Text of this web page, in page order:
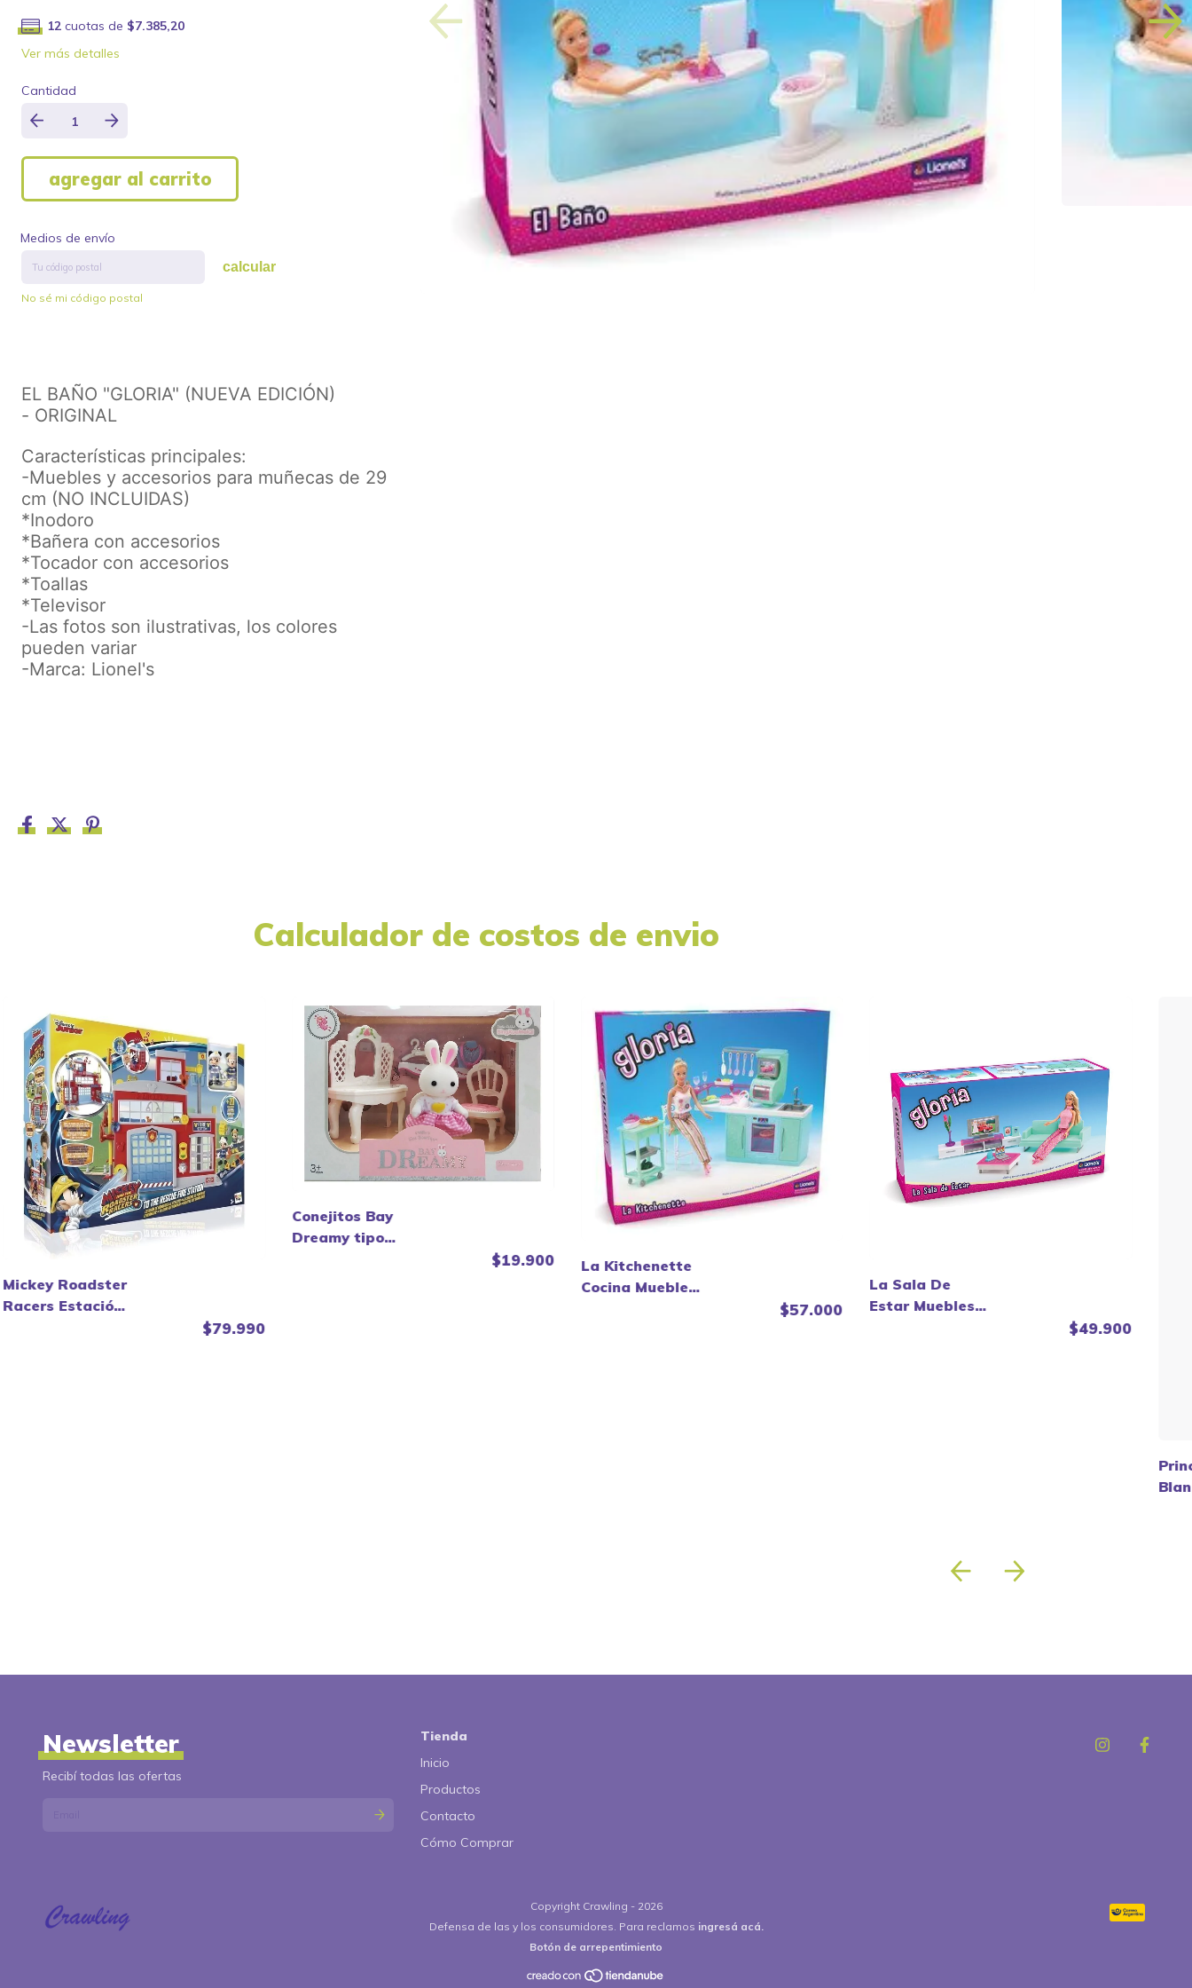
12cuotas de $7.385,20
Ver más detalles
Cantidad
Medios de envío
calcular
No sé mi código postal
EL BAÑO "GLORIA" (NUEVA EDICIÓN)
- ORIGINAL
Características principales:
-Muebles y accesorios para muñecas de 29
cm (NO INCLUIDAS)
*Inodoro
*Bañera con accesorios
*Tocador con accesorios
*Toallas
*Televisor
-Las fotos son ilustrativas, los colores
pueden variar
-Marca: Lionel's
Calculador de costos de envio
Mickey Roadster
Racers Estación
$79.990
Conejitos Bay
Dreamy tipo
$19.900
La Kitchenette
Cocina Muebles
$57.000
La Sala De
Estar Muebles
$49.900
Newsletter
Recibí todas las ofertas
Tienda
Inicio
Productos
Contacto
Cómo Comprar
Copyright Crawling - 2026
Defensa de las y los consumidores. Para reclamos ingresá acá.
Botón de arrepentimiento